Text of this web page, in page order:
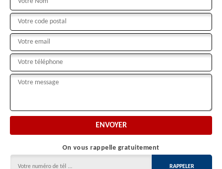
On vous rappelle gratuitement